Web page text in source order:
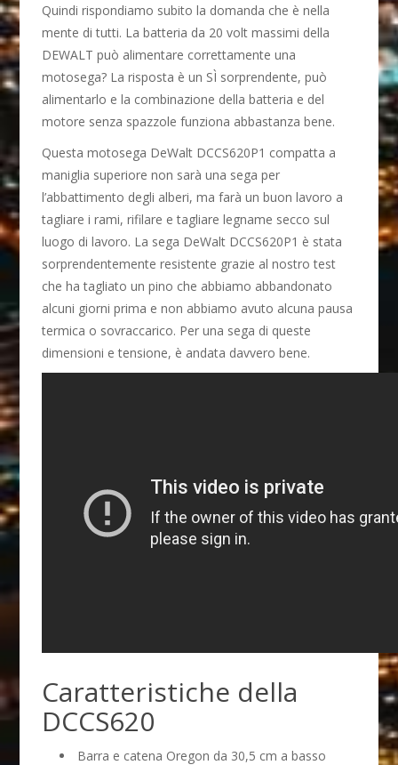
Quindi rispondiamo subito la domanda che è nella
mente di tutti. La batteria da 20 volt massimi della
DEWALT può alimentare correttamente una
motosega? La risposta è un SÌ sorprendente, può
alimentarlo e la combinazione della batteria e del
motore senza spazzole funziona abbastanza bene.
Questa motosega DeWalt DCCS620P1 compatta a
maniglia superiore non sarà una sega per
l’abbattimento degli alberi, ma farà un buon lavoro a
tagliare i rami, rifilare e tagliare legname secco sul
luogo di lavoro. La sega DeWalt DCCS620P1 è stata
sorprendentemente resistente grazie al nostro test
che ha tagliato un pino che abbiamo abbandonato
alcuni giorni prima e non abbiamo avuto alcuna pausa
termica o sovraccarico. Per una sega di queste
dimensioni e tensione, è andata davvero bene.
Caratteristiche della
DCCS620
Barra e catena Oregon da 30,5 cm a basso